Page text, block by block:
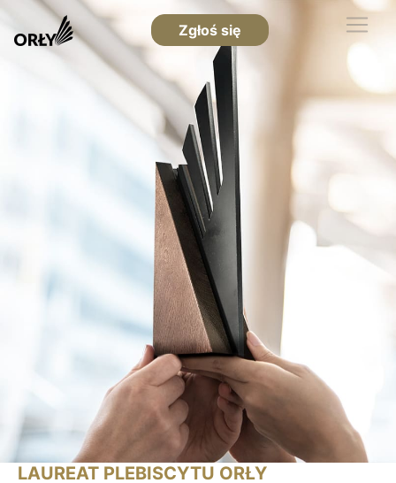
Zgłoś się
LAUREAT PLEBISCYTU ORŁY